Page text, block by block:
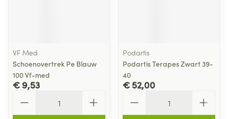
VF Med
Schoenovertrek Pe Blauw
100 Vf-med
€ 9,53
Podartis
Podartis Terapes Zwart 39-
40
€ 52,00